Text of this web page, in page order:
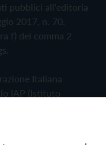
pubblici all'editoria
2017, n. 70.
f) del comma 2
Italiana
IAP (Istituto